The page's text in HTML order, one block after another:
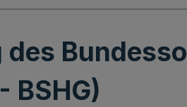
BSHG)